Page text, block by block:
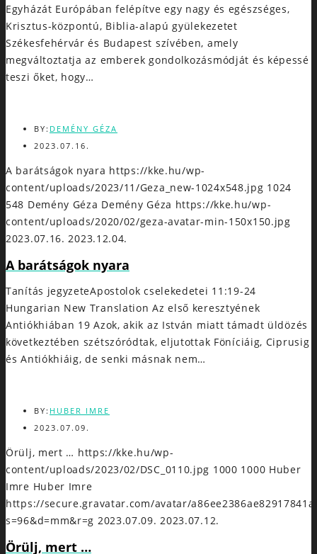
Egyházát Európában felépítve egy nagy és egészséges,
Krisztus-központú, Biblia-alapú gyülekezetet
Székesfehérvár és Budapest szívében, amely
megváltoztatja az emberek gondolkozásmódját és képessé
teszi őket, hogy…
BY: DEMÉNY GÉZA
2023.07.16.
A barátságok nyara https://kke.hu/wp-
content/uploads/2023/11/Geza_new-1024x548.jpg 1024
548 Demény Géza Demény Géza https://kke.hu/wp-
content/uploads/2020/02/geza-avatar-min-150x150.jpg
2023.07.16. 2023.12.04.
A barátságok nyara
Tanítás jegyzeteApostolok cselekedetei 11:19-24
Hungarian New Translation Az első keresztyének
Antiókhiában 19 Azok, akik az István miatt támadt üldözés
következtében szétszóródtak, eljutottak Föníciáig, Ciprusig
és Antiókhiáig, de senki másnak nem…
BY: HUBER IMRE
2023.07.09.
Örülj, mert … https://kke.hu/wp-
content/uploads/2023/02/DSC_0110.jpg 1000 1000 Huber
Imre Huber Imre
https://secure.gravatar.com/avatar/
s=96&d=mm&r=g 2023.07.09. 2023.07.12.
Örülj, mert …